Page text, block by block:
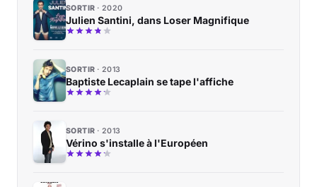
SORTIR 2020
Julien Santini, dans Loser Magnifique
SORTIR 2013
Baptiste Lecaplain se tape l'affiche
SORTIR 2013
Vérino s'installe à l'Européen